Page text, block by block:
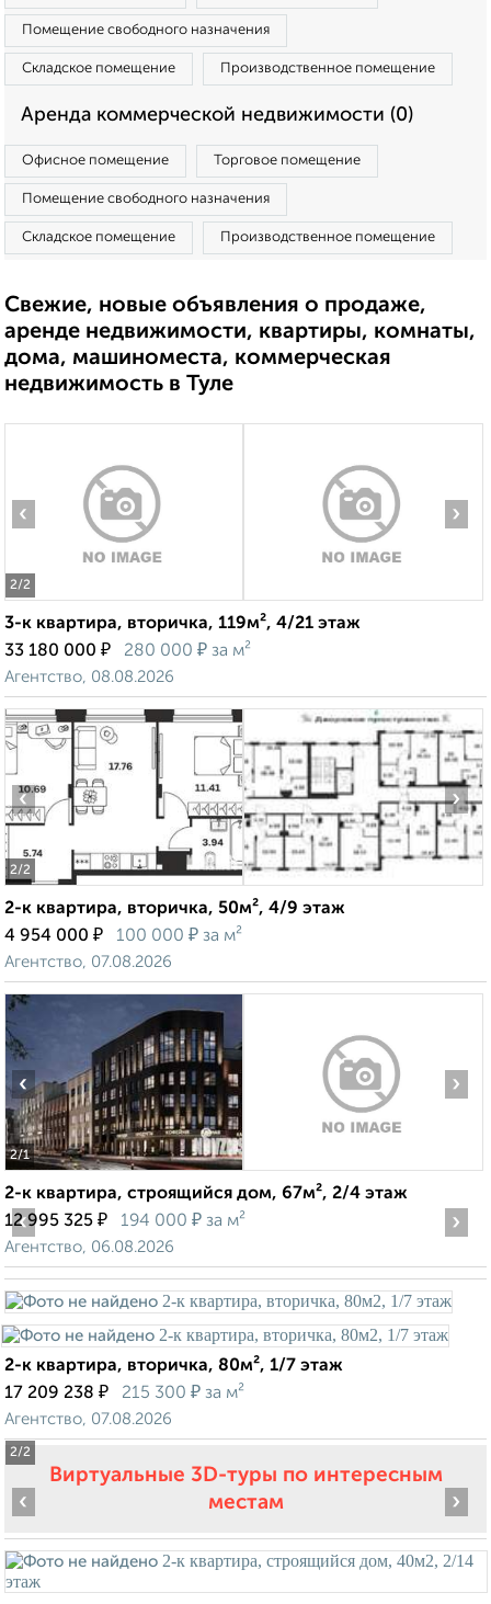
Помещение свободного назначения
Складское помещение Производственное помещение
Аренда коммерческой недвижимости (0)
Офисное помещение Торговое помещение
Помещение свободного назначения
Складское помещение Производственное помещение
Свежие, новые объявления о продаже,
аренде недвижимости, квартиры, комнаты,
дома, машиноместа, коммерческая
недвижимость в Туле
2/2
‹ ›
3-к квартира, вторичка, 119м², 4/21 этаж
33 180 000 ₽ 280 000 ₽ за м²
Агентство, 08.08.2026
2/2
‹ ›
2-к квартира, вторичка, 50м², 4/9 этаж
4 954 000 ₽ 100 000 ₽ за м²
Агентство, 07.08.2026
2/1
‹ ›
2-к квартира, строящийся дом, 67м², 2/4 этаж
12 995 325 ₽ 194 000 ₽ за м²
Агентство, 06.08.2026
2/2
‹ ›
2-к квартира, вторичка, 80м², 1/7 этаж
17 209 238 ₽ 215 300 ₽ за м²
Агентство, 07.08.2026
Виртуальные 3D-туры по интересным
местам
‹ ›